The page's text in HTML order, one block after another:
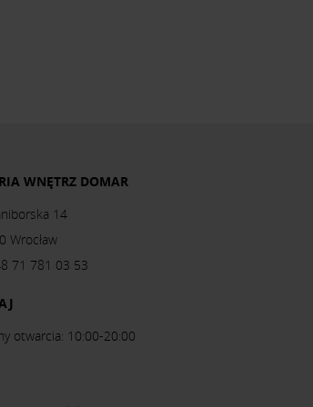
WNĘTRZ DOMAR
14
Wrocław
71 781 03 53
otwarcia: 10:00-20:00